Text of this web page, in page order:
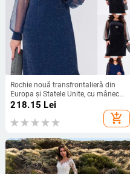
Rochie nouă transfrontalieră din
Europa și Statele Unite, cu mânecă
lungă, plasă, cusături argintii, cu
guler rotund, industrie grea, fustă
elegantă de calitate la modă
218.15 Lei
add_shopping_cart